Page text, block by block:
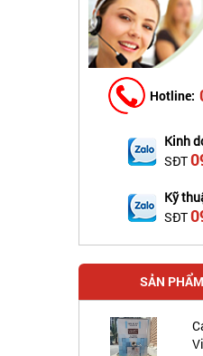
Hotline:
Kinh
SĐT
Kỹ
SĐT
SẢN